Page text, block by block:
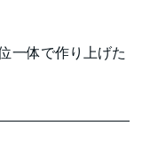
一体で作り上げた